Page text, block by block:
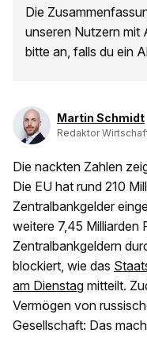
Die
unseren Nutzern mit
bitte an, falls du ein
Martin Schmidt
Redaktor
Die nackten Zahlen
Die EU hat rund 210
Zentralbankgelder
weitere 7,45 Milliarden
Zentralbankgeldern
blockiert, wie das
am Dienstag mitteilt.
Vermögen von
Gesellschaft: Das